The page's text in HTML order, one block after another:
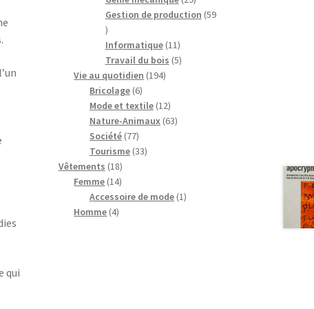
qui
produits
Gestion de production 59
59
produits
Informatique 1111
produits
Travail du bois 55
Vie au quotidien 194194
Bricolage 66
produits
Mode et textile 1212
produits
Nature-Animaux 6363
Société 7777
produits
Tourisme 3333
Vêtements 1818
produits
Femme 1414
produits
Accessoire de mode 11
Homme 44